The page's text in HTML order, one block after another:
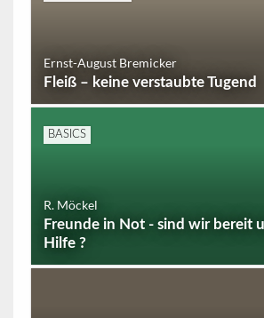
Ernst-August Bremicker
Fleiß – keine verstaubte Tugend
BASICS
R. Möckel
Freunde in Not - sind wir bereit
Hilfe ?